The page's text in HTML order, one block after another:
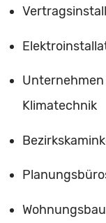
Klimatechnik